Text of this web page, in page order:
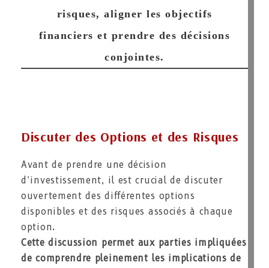
risques, aligner les objectifs
financiers et prendre des décisions
conjointes.
Discuter des Options et des Risques
Avant de prendre une décision
d’investissement, il est crucial de discuter
ouvertement des différentes options
disponibles et des risques associés à chaque
option.
Cette discussion permet aux parties impliquées
de comprendre pleinement les implications de